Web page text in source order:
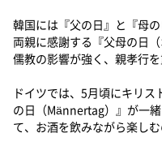
韓国には『父の日』と『母
両親に感謝する『父母の日
儒教の影響が強く、親孝行
ドイツでは、5月頃にキリ
の日（Männertag）』が一
て、お酒を飲みながら楽し